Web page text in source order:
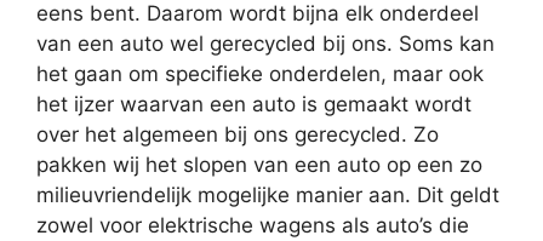
eens bent. Daarom wordt bijna elk onderdeel
van een auto wel gerecycled bij ons. Soms kan
het gaan om specifieke onderdelen, maar ook
het ijzer waarvan een auto is gemaakt wordt
over het algemeen bij ons gerecycled. Zo
pakken wij het slopen van een auto op een zo
milieuvriendelijk mogelijke manier aan. Dit geldt
zowel voor elektrische wagens als auto’s die